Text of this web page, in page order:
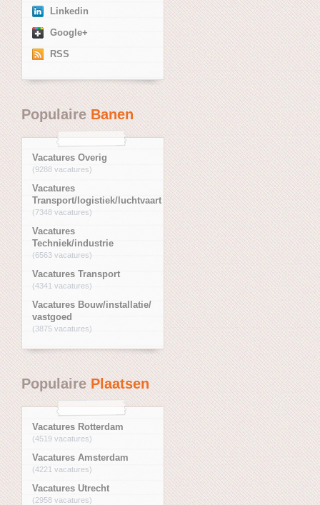
Linkedin
Google+
RSS
PopulaireBanen
Vacatures Overig
(9288 vacatures)
Vacatures
Transport/logistiek/luchtvaart
(7348 vacatures)
Vacatures
Techniek/industrie
(6563 vacatures)
Vacatures Transport
(4341 vacatures)
Vacatures Bouw/installatie/
vastgoed
(3875 vacatures)
PopulairePlaatsen
Vacatures Rotterdam
(4519 vacatures)
Vacatures Amsterdam
(4221 vacatures)
Vacatures Utrecht
(2958 vacatures)